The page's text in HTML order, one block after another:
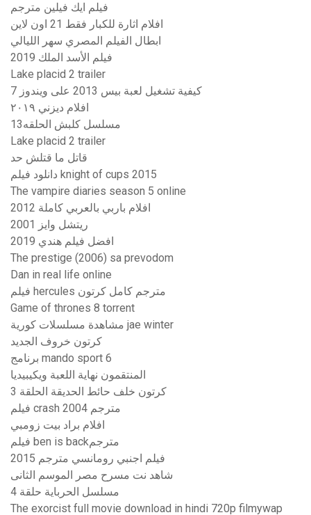
فيلم ايك فيلين مترجم
افلام اثارة للكبار فقط 21 اون لاين
ابطال الفيلم المصري سهر الليالي
فيلم الأسد الملك 2019
Lake placid 2 trailer
كيفية تشغيل لعبة بيس 2013 على ويندوز 7
افلام ديزني ٢٠١٩
مسلسل كلبش الحلقه13
Lake placid 2 trailer
قاتل ما قتلش حد
دانلود فيلم knight of cups 2015
The vampire diaries season 5 online
افلام باربي بالعربي كاملة 2012
ريتشل وايز 2001
افضل فيلم هندي 2019
The prestige (2006) sa prevodom
Dan in real life online
فيلم hercules مترجم كامل كرتون
Game of thrones 8 torrent
مشاهدة مسلسلات كورية jae winter
كرتون خروف الجديد
برنامج mando sport 6
المنتقمون نهاية اللعبة ويكيبيديا
كرتون خلف حائط الحديقة الحلقة 3
فيلم crash 2004 مترجم
افلام براد بيت زومبي
فيلم ben is backمترجم
فيلم اجنبي رومانسي مترجم 2015
شاهد نت مسرح مصر الموسم الثانى
مسلسل الحرباية حلقة 4
The exorcist full movie download in hindi 720p filmywap